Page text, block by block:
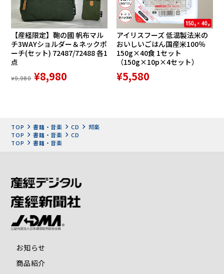
1. ラブユー東京/黒沢明とロス・プリモス/3:01
2. 宗右衛門町ブルース/平和勝次とダークホース/3:42
3. 居酒屋/五木ひろし、木の実ナナ/3:48
4. よせばいいのに/敏いとうとハッピー＆ブルー/3:42
5. 柳ヶ瀬ブルース/美川憲一/3:33
6. よこはま・たそがれ/五木ひろし/3:30
7. 昔の名前で出ています/小林旭/3:49
8. さそり座の女/美川憲一/3:13
1.2 酒よ/吉幾三/4:04
1.3 函館の女/北島三郎/3:11
1.4 三百六十五歩のマーチ/水前寺清子/2:55
1.6 北の漁場/北島三郎/4:42
1.7 兄弟船/鳥羽一郎/3:36
1.8 命くれない/瀬川瑛子/4:26
20. 北国の春/千昌夫/4:02
喝采
【産経限定】鞄の國 帆布マル
チ3WAYショルダー＆ネックポ
ーチ(セット) 72487/72488 各1
点
¥9,980 ¥8,980
アイリスフーズ 低温製法米の
おいしいごはん国産米100％
150g×40食 1セット
（150g×10p×4セット）
¥5,580
TOP 書籍・音楽 CD
邦楽
TOP
書籍・音楽
CD
TOP
書籍・音楽
お知らせ
商品紹介